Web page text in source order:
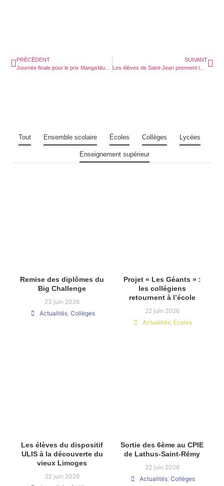
PRÉCÉDENT
Journée finale pour le prix Manga’titude 2026
SUIVANT
Tout Ensemble scolaire Écoles Collèges Lycées
Enseignement supérieur
Remise des diplômes du
Big Challenge
23 juin 2026
Actualités, Collèges
Projet « Les Géants » :
les collégiens
retournent à l’école
22 juin 2026
Actualités, Écoles
Les élèves du dispositif
ULIS à la découverte du
vieux Limoges
22 juin 2026
Sortie des 6ème au CPIE
de Lathus-Saint-Rémy
22 juin 2026
Actualités, Collèges